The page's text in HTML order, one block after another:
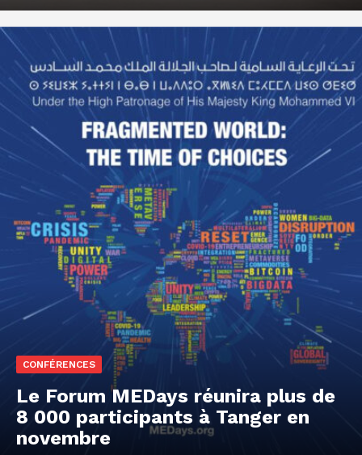
CONFÉRENCES
Le Forum MEDays réunira plus de
8 000 participants à Tanger en
novembre